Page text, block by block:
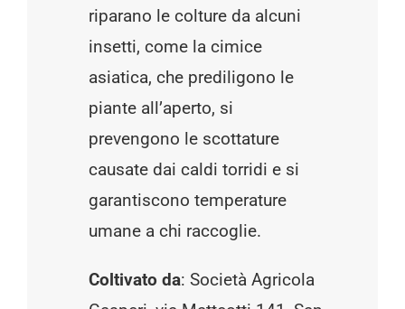
riparano le colture da alcuni
insetti, come la cimice
asiatica, che prediligono le
piante all’aperto, si
prevengono le scottature
causate dai caldi torridi e si
garantiscono temperature
umane a chi raccoglie.
Coltivato da: Società Agricola